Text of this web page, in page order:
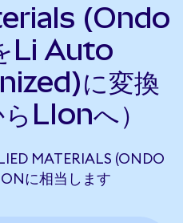
(Ondo
Li Auto
に変換
LIonへ）
MATERIALS (ONDO
に相当します